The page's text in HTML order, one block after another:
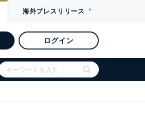
海外プレスリリース
ログイン